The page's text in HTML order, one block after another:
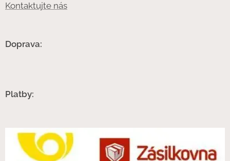
Kontaktujte nás
Doprava:
Platby: